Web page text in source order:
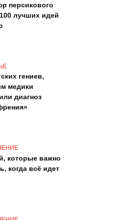
персикового
лучших идей
гениев,
медики
диагноз
которые важно
когда всё идет